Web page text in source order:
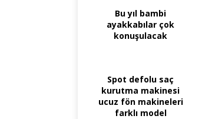
Bu yıl bambi
ayakkabılar çok
konuşulacak
Spot defolu saç
kurutma makinesi
ucuz fön makineleri
farklı model